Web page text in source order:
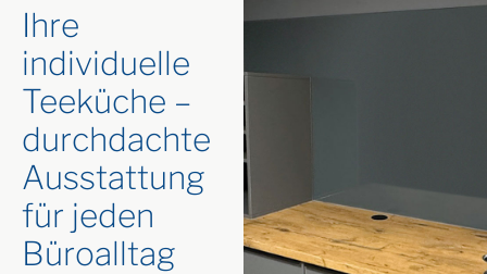
Ihre
individuelle
Teeküche –
durchdachte
Ausstattung
für jeden
Büroalltag